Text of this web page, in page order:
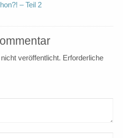
– Teil 2
veröffentlicht. Erforderliche